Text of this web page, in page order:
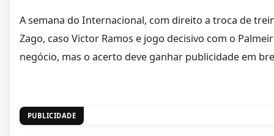
A semana do Internacional, com direito a troca de
Zago, caso Victor Ramos e jogo decisivo com o
negócio, mas o acerto deve ganhar publicidade em
PUBLICIDADE